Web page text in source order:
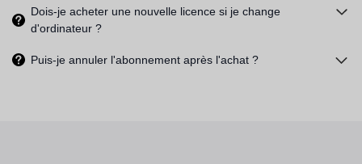
Dois-je acheter une nouvelle licence si je change
d'ordinateur ?
Puis-je annuler l'abonnement après l'achat ?